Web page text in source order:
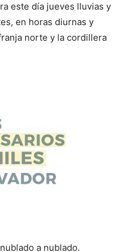
este día jueves lluvias y
en horas diurnas y
norte y la cordillera
a nublado.